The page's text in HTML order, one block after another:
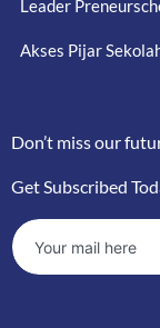
Leader
Akses Pijar
Don’t miss our
Get Subscribed